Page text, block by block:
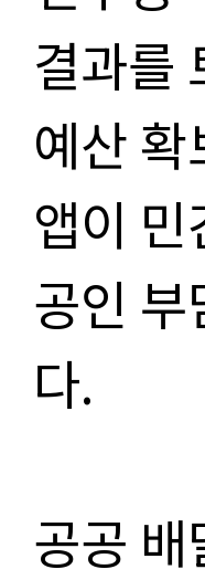
결과를
예산
앱이
공인
다.
공공